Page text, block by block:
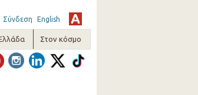
Σύνδεση English
Στον κόσμο